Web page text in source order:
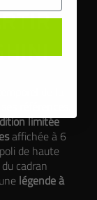
limitée
affichée à 6
de haute
cadran
légende à